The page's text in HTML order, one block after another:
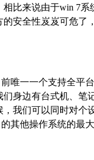
比来说由于win 7系
的安全性岌岌可危了
唯一一个支持全平
们身边有台式机、笔
，我们可以同时对个
其他操作系统的最大